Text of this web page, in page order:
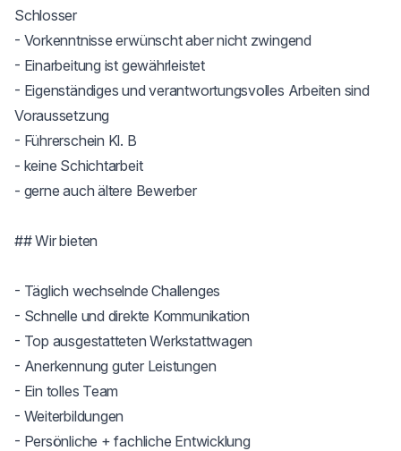
Schlosser
- Vorkenntnisse erwünscht aber nicht zwingend
- Einarbeitung ist gewährleistet
- Eigenständiges und verantwortungsvolles Arbeiten sind
Voraussetzung
- Führerschein Kl. B
- keine Schichtarbeit
- gerne auch ältere Bewerber
## Wir bieten
- Täglich wechselnde Challenges
- Schnelle und direkte Kommunikation
- Top ausgestatteten Werkstattwagen
- Anerkennung guter Leistungen
- Ein tolles Team
- Weiterbildungen
- Persönliche + fachliche Entwicklung